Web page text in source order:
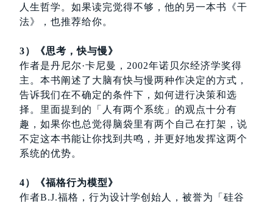
人生哲学。如果读完觉得不够，他的另一本书《干
法》，也推荐给你。
3）《思考，快与慢》
作者是丹尼尔·卡尼曼，2002年诺贝尔经济学奖得
主。本书阐述了大脑有快与慢两种作决定的方式，
告诉我们在不确定的条件下，如何进行决策和选
择。里面提到的「人有两个系统」的观点十分有
趣，如果你也总觉得脑袋里有两个自己在打架，说
不定这本书能让你找到共鸣，并更好地发挥这两个
系统的优势。
4）《福格行为模型》
作者B.J.福格，行为设计学创始人，被誉为「硅谷